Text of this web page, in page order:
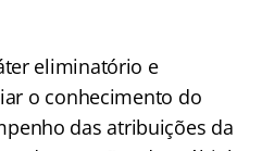
eliminatório e
o conhecimento do
das atribuições da